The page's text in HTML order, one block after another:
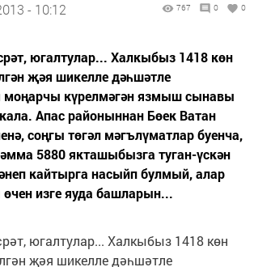
- 10:12 767 0 0
югалтулар... Халкыбыз 1418 көн
җәя шикелле дәһшәтле
моңарчы күрелмәгән язмыш сынавы
Апас районыннан Бөек Ватан
соңгы төгәл мәгълүматлар буенча,
5880 якташыбызга туган-үскән
кайтырга насыйп булмый, алар
изге яуда башларын...
югалтулар... Халкыбыз 1418 көн
җәя шикелле дәһшәтле